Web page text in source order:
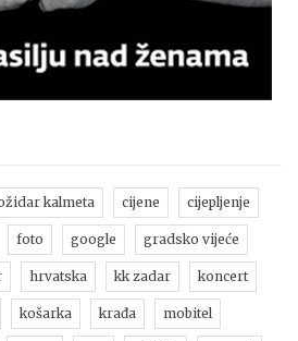
kalmeta cijene cijepljenje
foto google gradsko vijeće
hrvatska kk zadar koncert
košarka krađa mobitel